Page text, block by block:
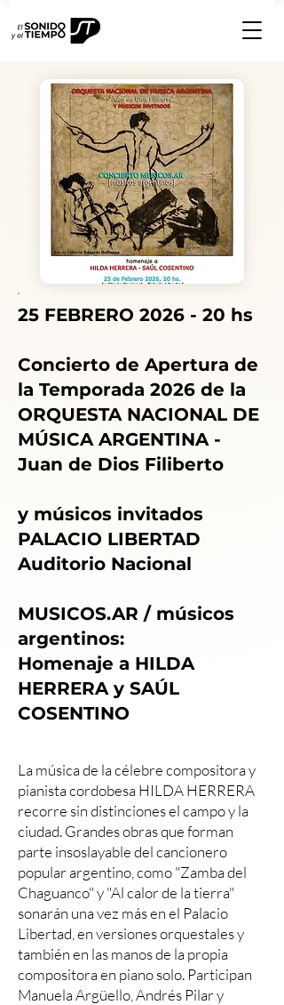
25 FEBRERO 2026 - 20 hs
Concierto de Apertura de
la Temporada 2026 de la
ORQUESTA NACIONAL DE
MÚSICA ARGENTINA -
Juan de Dios Filiberto
y músicos invitados
PALACIO LIBERTAD
Auditorio Nacional
MUSICOS.AR / músicos
argentinos:
Homenaje a HILDA
HERRERA y SAÚL
COSENTINO
La música de la célebre compositora y
pianista cordobesa HILDA HERRERA
recorre sin distinciones el campo y la
ciudad. Grandes obras que forman
parte insoslayable del cancionero
popular argentino, como "Zamba del
Chaguanco" y "Al calor de la tierra"
sonarán una vez más en el Palacio
Libertad, en versiones orquestales y
también en las manos de la propia
compositora en piano solo. Participan
Manuela Argüello, Andrés Pilar y